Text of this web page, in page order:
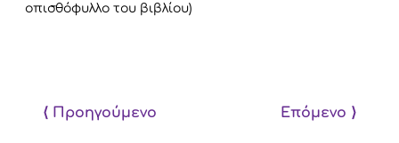
οπισθόφυλλο του βιβλίου)
⟨ Προηγούμενο Επόμενο ⟩